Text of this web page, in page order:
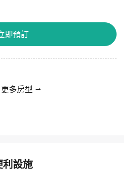
即預訂
多房型 ⭢
利設施